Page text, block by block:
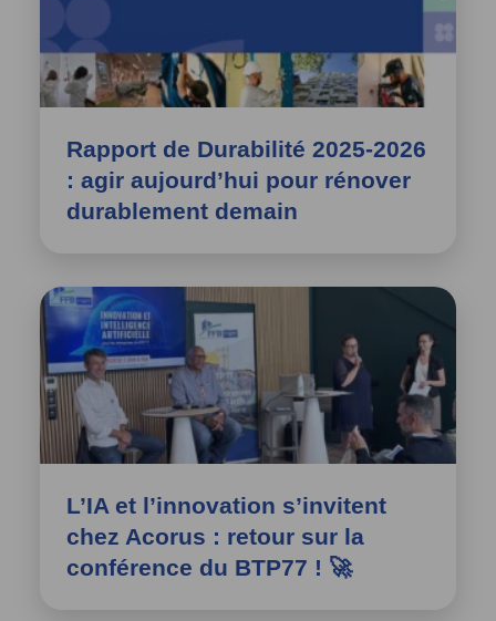
Rapport de Durabilité 2025-2026
: agir aujourd’hui pour rénover
durablement demain
L’IA et l’innovation s’invitent
chez Acorus : retour sur la
conférence du BTP77 ! 🚀